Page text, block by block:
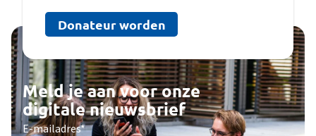
Meld je aan voor onze
digitale nieuwsbrief
E-mailadres*
Donateur worden